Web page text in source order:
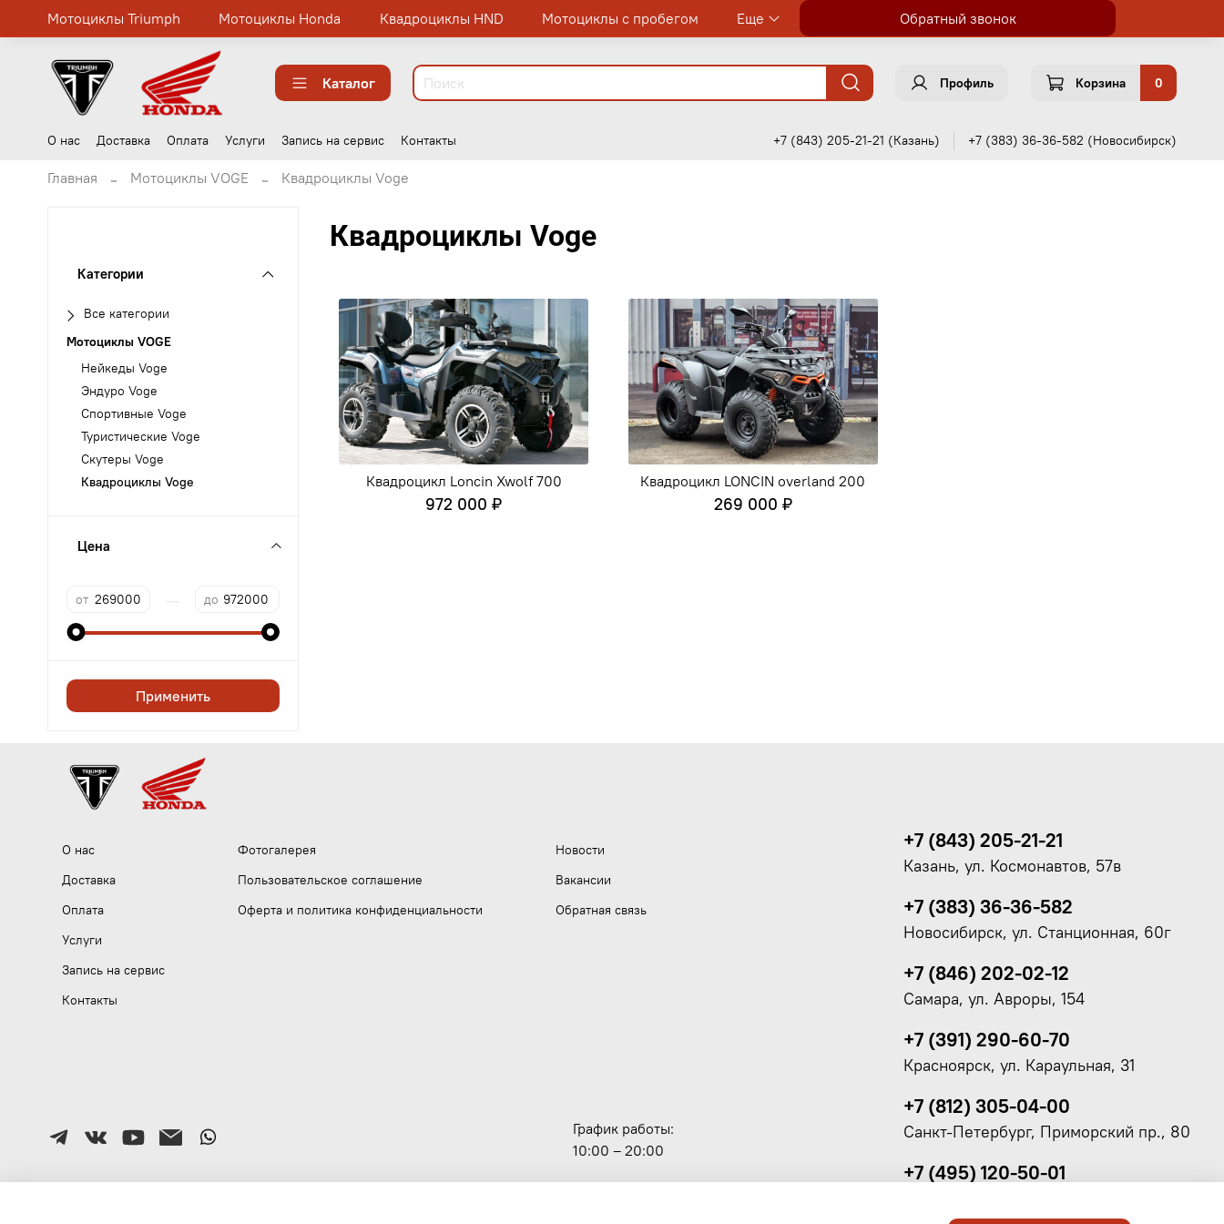
Мотоциклы Triumph Мотоциклы Honda Квадроциклы HND Мотоциклы с пробегом Еще Обратный звонок
Каталог Профиль Корзина 0
О нас Доставка Оплата Услуги Запись на сервис Контакты +7 (843) 205-21-21 (Казань) +7 (383) 36-36-582 (Новосибирск)
Главная Мотоциклы VOGE Квадроциклы Voge
Квадроциклы Voge
Квадроцикл Loncin Xwolf 700
972 000 ₽
Квадроцикл LONCIN overland 200
269 000 ₽
Категории
Все категории
Мотоциклы VOGE
Нейкеды Voge
Эндуро Voge
Спортивные Voge
Туристические Voge
Скутеры Voge
Квадроциклы Voge
Цена
от до
Применить
О нас
Доставка
Оплата
Услуги
Запись на сервис
Контакты
Фотогалерея
Пользовательское соглашение
Оферта и политика конфиденциальности
Новости
Вакансии
Обратная связь
График работы:
10:00 – 20:00
+7 (843) 205-21-21
Казань, ул. Космонавтов, 57в
+7 (383) 36-36-582
Новосибирск, ул. Станционная, 60г
+7 (846) 202-02-12
Самара, ул. Авроры, 154
+7 (391) 290-60-70
Красноярск, ул. Караульная, 31
+7 (812) 305-04-00
Санкт-Петербург, Приморский пр., 80
+7 (495) 120-50-01